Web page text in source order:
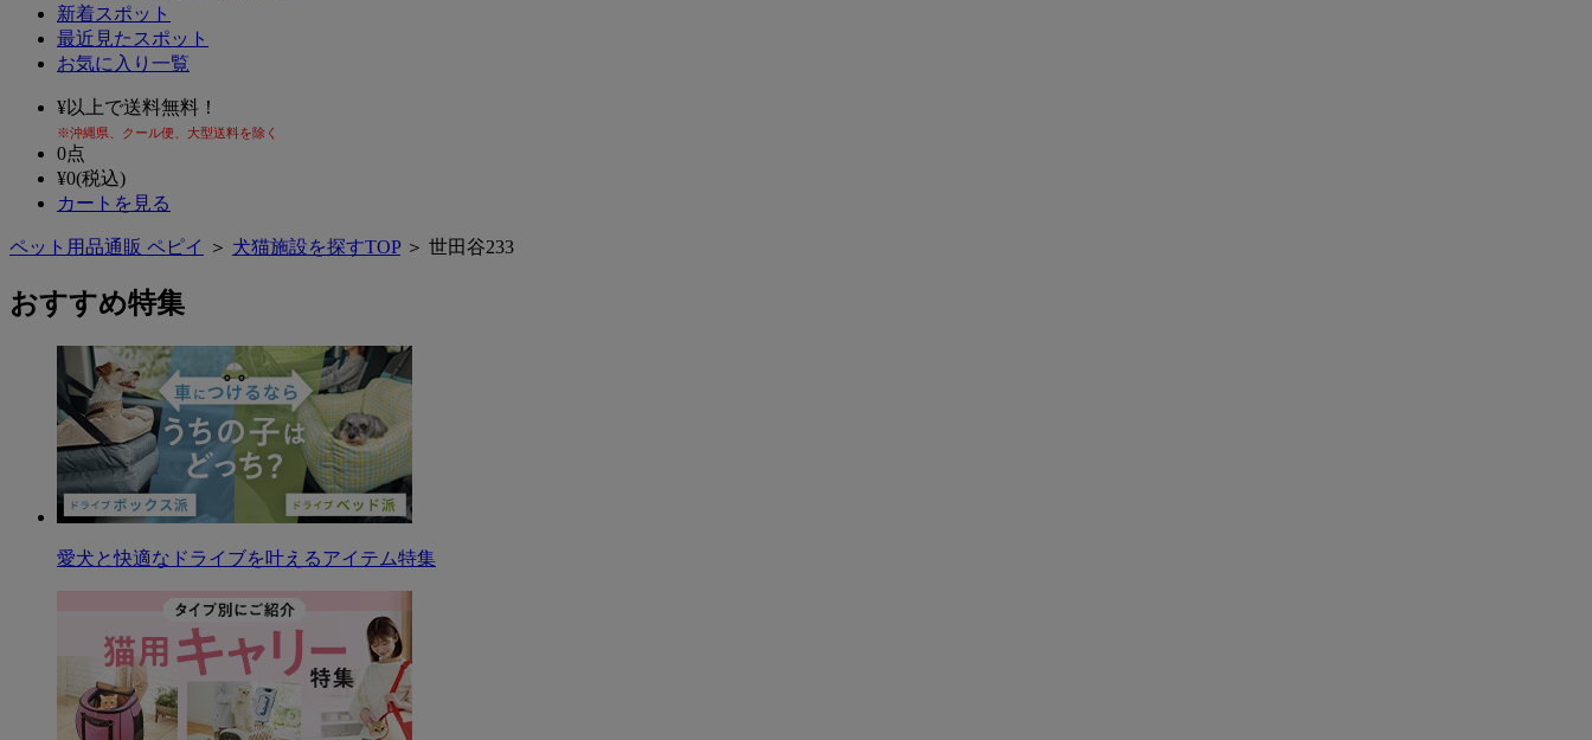
新着スポット
最近見たスポット
お気に入り一覧
¥以上で送料無料！
※沖縄県、クール便、大型送料を除く
0点
¥0(税込)
カートを見る
ペット用品通販 ペピイ ＞ 犬猫施設を探すTOP＞ 世田谷233
おすすめ特集
愛犬と快適なドライブを叶えるアイテム特集